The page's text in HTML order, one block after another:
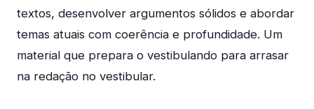
textos, desenvolver argumentos sólidos e abordar
temas atuais com coerência e profundidade. Um
material que prepara o vestibulando para arrasar
na redação no vestibular.